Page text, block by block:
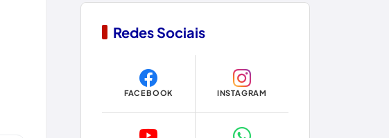
Copa do Mundo 2026
Dom Basílio
Economia
Educação
Redes Sociais
FACEBOOK INSTAGRAM